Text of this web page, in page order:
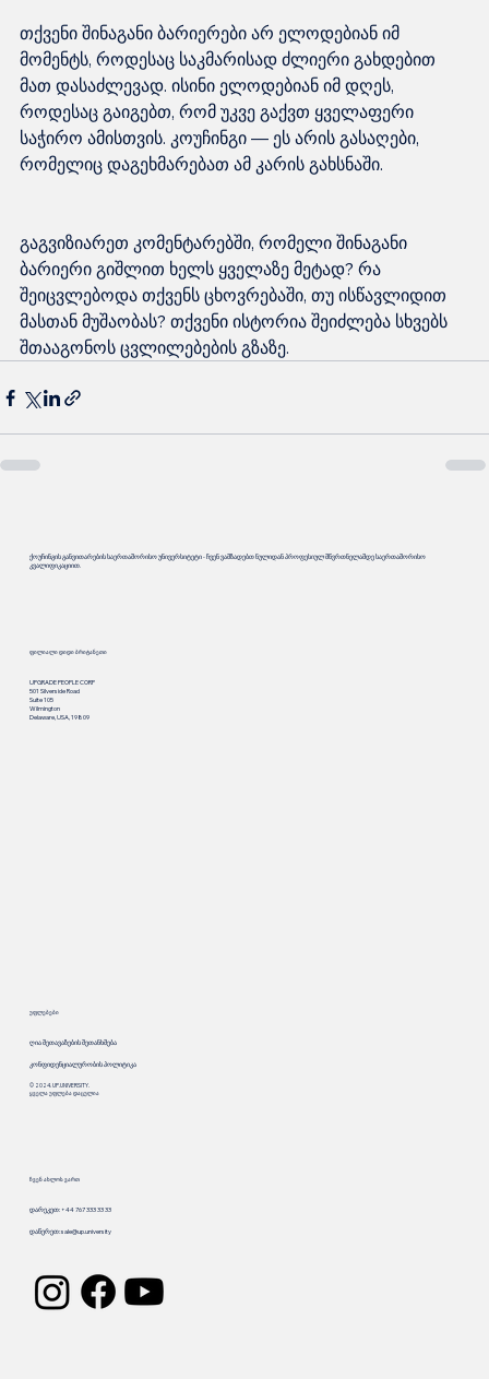
თქვენი შინაგანი ბარიერები არ ელოდებიან იმ
მომენტს, როდესაც საკმარისად ძლიერი გახდებით
მათ დასაძლევად. ისინი ელოდებიან იმ დღეს,
როდესაც გაიგებთ, რომ უკვე გაქვთ ყველაფერი
საჭირო ამისთვის. კოუჩინგი — ეს არის გასაღები,
გაგვიზიარეთ კომენტარებში, რომელი შინაგანი
ბარიერი გიშლით ხელს ყველაზე მეტად? რა
შეიცვლებოდა თქვენს ცხოვრებაში, თუ ისწავლიდით
მასთან მუშაობას? თქვენი ისტორია შეიძლება სხვებს
შთააგონოს ცვლილებების გზაზე.
ქოუჩინგის განვითარების საერთაშორისო უნივერსიტეტი - ჩვენ ვამზადებთ ნულიდან პროფესიულ მწვრთნელამდე საერთაშორისო
კვალიფიკაციით.
ფილიალი დიდი ბრიტანეთი
UPGRADE PEOPLE CORP
501 Silverside Road
Suite 105
Wilmington
Delaware, USA, 19809
უფლებები
ღია შეთავაზების შეთანხმება
კონფიდენციალურობის პოლიტიკა
© 2024. UP.UNIVERSITY.
ყველა უფლება დაცულია
ჩვენ ახლოს ვართ
დაწერეთ:sale@up.university
დარეკეთ: +44 767 333 33 33